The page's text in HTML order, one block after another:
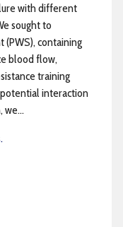
with different
sought to
containing
blood flow,
training
interaction
we...